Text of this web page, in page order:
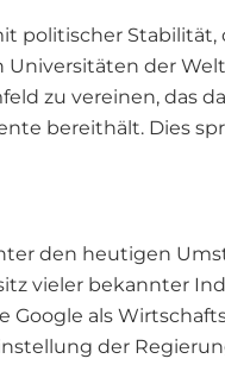
politischer Stabilität,
der
zu vereinen, das
bereithält. Dies
den heutigen
vieler bekannter
als
der